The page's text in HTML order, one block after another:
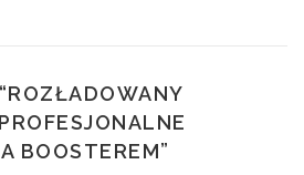
ROZŁADOWANY
BOOSTEREM”